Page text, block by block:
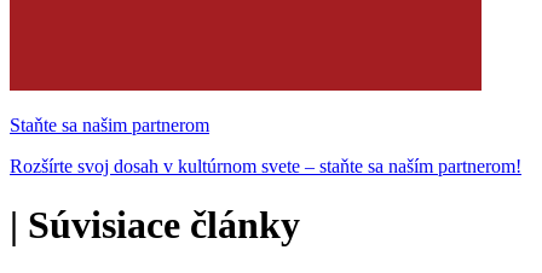
Staňte sa našim partnerom
Rozšírte svoj dosah v kultúrnom svete – staňte sa naším partnerom!
| Súvisiace články